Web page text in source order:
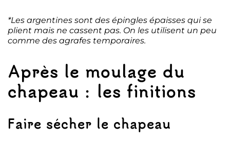
*Les argentines sont des épingles épaisses qui se
plient mais ne cassent pas. On les utilisent un peu
comme des agrafes temporaires.
Après le moulage du
chapeau : les finitions
Faire sécher le chapeau